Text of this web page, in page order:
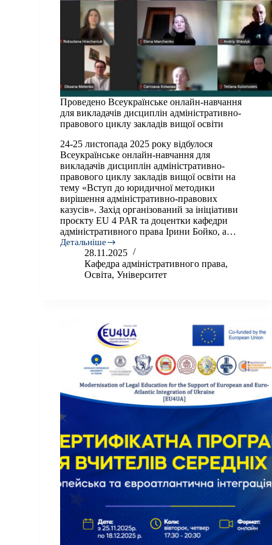
Проведено Всеукраїнське онлайн-навчання
для викладачів дисциплін адміністративно-
правового циклу закладів вищої освіти
24-25 листопада 2025 року відбулося
Всеукраїнське онлайн-навчання для
викладачів дисциплін адміністративно-
правового циклу закладів вищої освіти на
тему «Вступ до юридичної методики
вирішення адміністративно-правових
казусів». Захід організований за ініціативи
проєкту EU 4 PAR та доцентки кафедри
адміністративного права Ірини Бойко, а…
Детальніше
Проведено
Всеукраїнське
онлайн-
навчання
правового
освіти
28.11.2025
Кафедра адміністративного права,
Освіта,Університет